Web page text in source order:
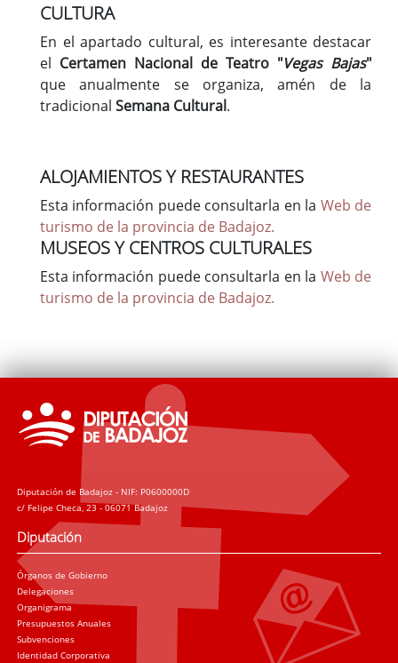
Información General
Historia
Monumentos
Gastronomía
Fiestas
Archivo Municipal
Corporación
Correo-e gratis
CULTURA
En el apartado cultural, es interesante destacar
el Certamen Nacional de Teatro "Vegas Bajas"
que anualmente se organiza, amén de la
tradicional Semana Cultural.
ALOJAMIENTOS Y RESTAURANTES
Esta información puede consultarla en la Web de
turismo de la provincia de Badajoz.
MUSEOS Y CENTROS CULTURALES
Esta información puede consultarla en la Web de
turismo de la provincia de Badajoz.
Diputación de Badajoz - NIF: P0600000D
c/ Felipe Checa, 23 - 06071 Badajoz
Diputación
Órganos de Gobierno
Delegaciones
Organigrama
Presupuestos Anuales
Subvenciones
Identidad Corporativa